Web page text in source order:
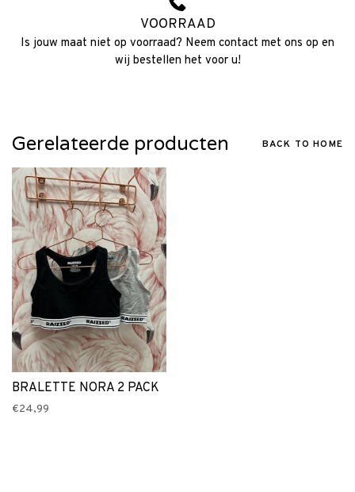
VOORRAAD
Is jouw maat niet op voorraad? Neem contact met ons op en
wij bestellen het voor u!
Gerelateerde producten BACK TO HOME
BRALETTE NORA 2 PACK
€24,99